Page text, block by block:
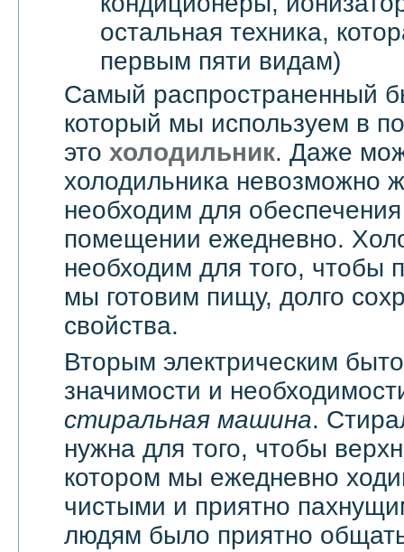
остальная техника,
первым пяти видам)
Самый распространенный
который мы используем в
это холодильник. Даже
холодильника невозможно
необходим для
помещении ежедневно.
необходим для того, чтобы
мы готовим пищу, долго
свойства.
Вторым электрическим
значимости и
стиральная машина.
нужна для того, чтобы
котором мы ежедневно
чистыми и приятно
людям было приятно